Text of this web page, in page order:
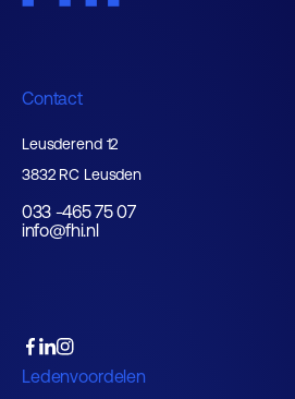
Contact
Leusderend 12
3832 RC Leusden
033 -465 75 07
info@fhi.nl
Ledenvoordelen